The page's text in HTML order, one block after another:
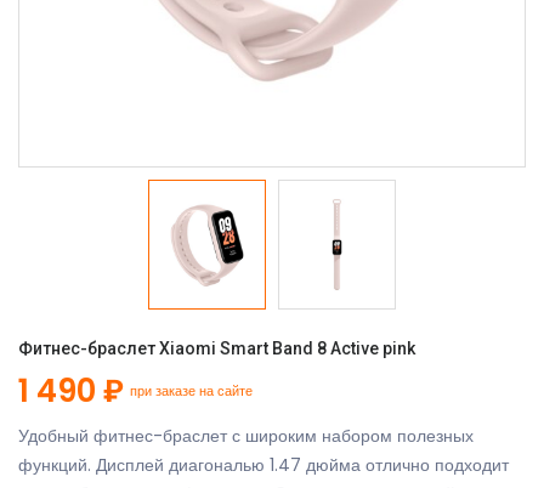
Фитнес-браслет Xiaomi Smart Band 8 Active pink
1 490 ₽ при заказе на сайте
Удобный фитнес-браслет с широким набором полезных
функций. Дисплей диагональю 1.47 дюйма отлично подходит